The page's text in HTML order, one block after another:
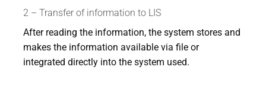
2 – Transfer of information to LIS
After reading the information, the system stores and
makes the information available via file or
integrated directly into the system used.